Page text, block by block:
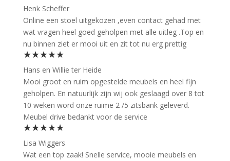
Henk Scheffer
Online een stoel uitgekozen ,even contact gehad met
wat vragen heel goed geholpen met alle uitleg .Top en
nu binnen ziet er mooi uit en zit tot nu erg prettig
★★★★★
Hans en Willie ter Heide
Mooi groot en ruim opgestelde meubels en heel fijn
geholpen. En natuurlijk zijn wij ook geslaagd over 8 tot
10 weken word onze ruime 2 /5 zitsbank geleverd.
Meubel drive bedankt voor de service
★★★★★
Lisa Wiggers
Wat een top zaak! Snelle service, mooie meubels en